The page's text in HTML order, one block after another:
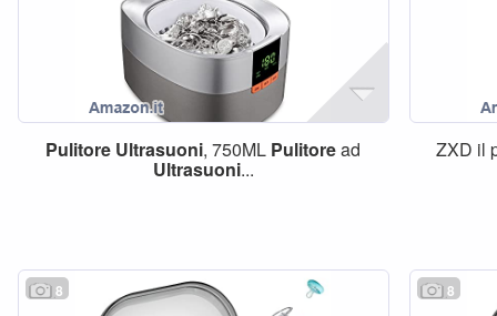
Pulitore Ultrasuoni, 750ML Pulitoread
Ultrasuoni...
ZXD il
8 8